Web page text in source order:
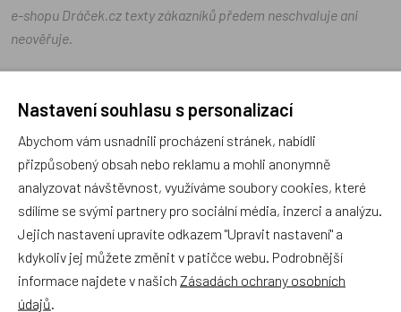
e-shopu Dráček.cz texty zákazníků předem neschvaluje ani
neověřuje.
Recenze
Produkt zatím nemá žádné hodnocení,
produkt ohodnotí!
Nastavení souhlasu s personalizací
Abychom vám usnadnili procházení stránek, nabídli
přizpůsobený obsah nebo reklamu a mohli anonymně
analyzovat návštěvnost, využíváme soubory cookies, které
sdílíme se svými partnery pro sociální média, inzerci a analýzu.
Jejich nastavení upravíte odkazem "Upravit nastavení" a
kdykoliv jej můžete změnit v patičce webu. Podrobnější
informace najdete v našich Zásadách ochrany osobních
údajů